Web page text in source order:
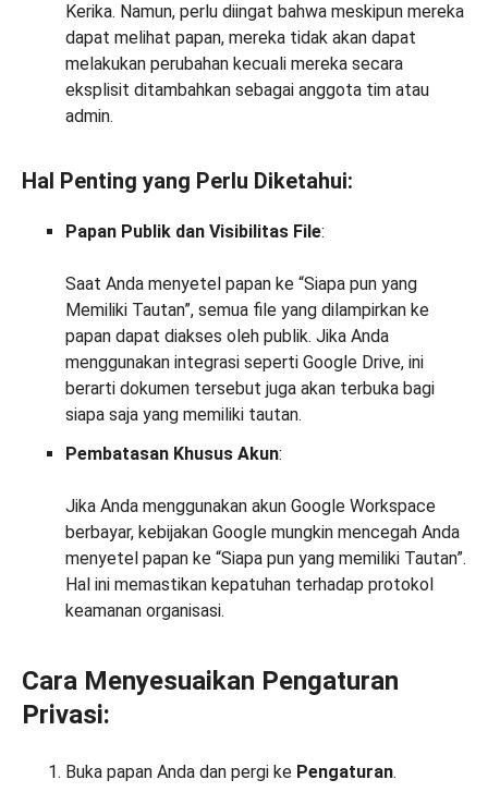
Kerika. Namun, perlu diingat bahwa meskipun mereka
dapat melihat papan, mereka tidak akan dapat
melakukan perubahan kecuali mereka secara
eksplisit ditambahkan sebagai anggota tim atau
admin.
Hal Penting yang Perlu Diketahui:
Papan Publik dan Visibilitas File:
Saat Anda menyetel papan ke “Siapa pun yang
Memiliki Tautan”, semua file yang dilampirkan ke
papan dapat diakses oleh publik. Jika Anda
menggunakan integrasi seperti Google Drive, ini
berarti dokumen tersebut juga akan terbuka bagi
siapa saja yang memiliki tautan.
Pembatasan Khusus Akun:
Jika Anda menggunakan akun Google Workspace
berbayar, kebijakan Google mungkin mencegah Anda
menyetel papan ke “Siapa pun yang memiliki Tautan”.
Hal ini memastikan kepatuhan terhadap protokol
keamanan organisasi.
Cara Menyesuaikan Pengaturan
Privasi:
Buka papan Anda dan pergi ke Pengaturan.